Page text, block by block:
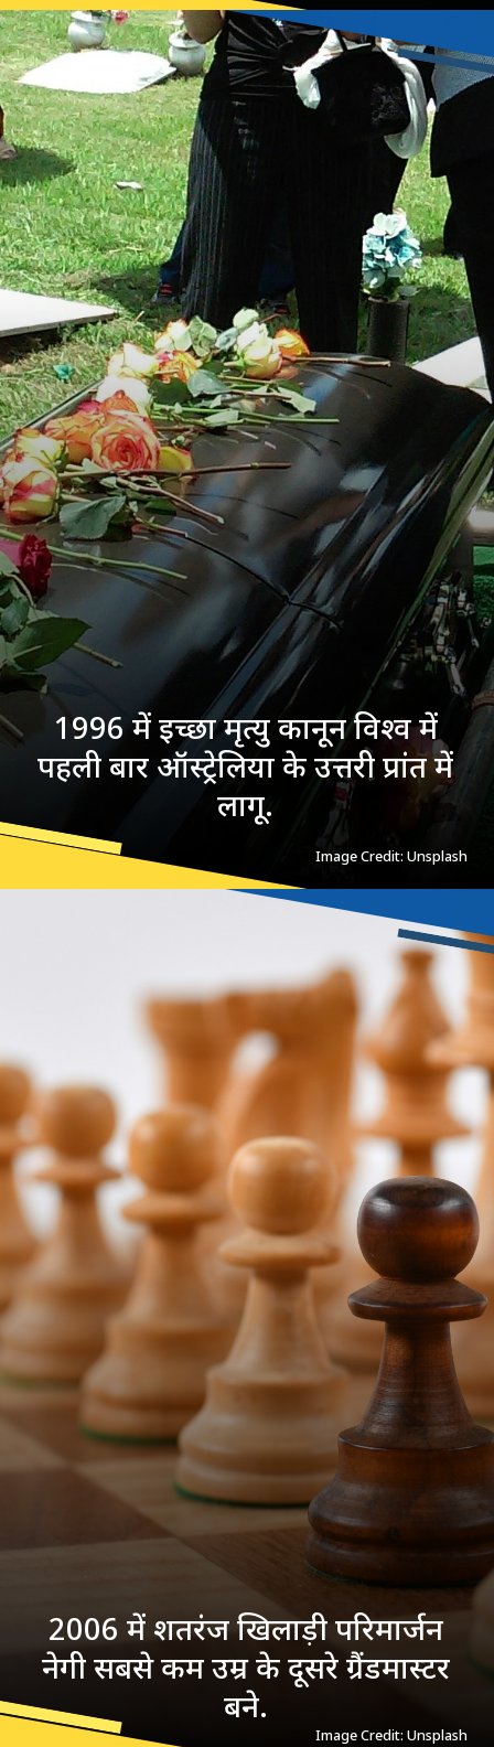
1996 में इच्छा मृत्यु कानून विश्व में
पहली बार ऑस्ट्रेलिया के उत्तरी प्रांत में
लागू.
Image Credit: Unsplash
2006 में शतरंज खिलाड़ी परिमार्जन
नेगी सबसे कम उम्र के दूसरे ग्रैंडमास्टर
बने.
Image Credit: Unsplash